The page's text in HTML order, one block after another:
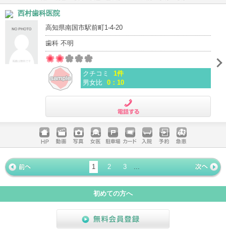
ホームペ
ージ
動画 写真 女医 駐車場
クレジッ
入院 予約 急患
西村歯科医院
高知県南国市駅前町1-4-20
歯科 不明
クチコミ
1件
男女比 0：10
ホームペ
ージ
動画 写真 女医 駐車場
クレジッ
トカード
入院 予約 急患
« 前ペー
ジ
1 2 3
次ページ
»
初めての方へ